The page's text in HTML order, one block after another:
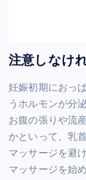
注意しなけ
妊娠初期におっ
うホルモンが分
お腹の張りや流
かといって、乳
マッサージを避
マッサージを始